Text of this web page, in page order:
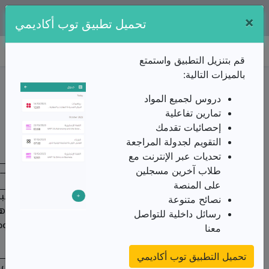
ملخص الدرس / الثالثة ثانوي/اللغة العربية/القواعد
اللغوية/إذْ-إذا-إذاً-حينئذ
الملخص
من الأستاذ(ة) بن الحاج مصطفى
الأمثلة
الأمثـــــــــــلــــــة
الأحـــــــوال
جاءك المنافقون قالوا نشهد انك لرسول
ظرف لما
معنى الشرط
متعلق
تحميل تطبيق توب أكاديمي ×
قم بتنزيل التطبيق واستمتع
بالميزات التالية:
دروس لجميع المواد
تمارين تفاعلية
إحصائيات تقدمك
التقويم لجدولة المراجعة
تحديات عبر الإنترنت مع
طلاب آخرين مسجلين
على المنصة
نصائح متنوعة
رسائل داخلية للتواصل
معنا
تحميل التطبيق توب أكاديمي